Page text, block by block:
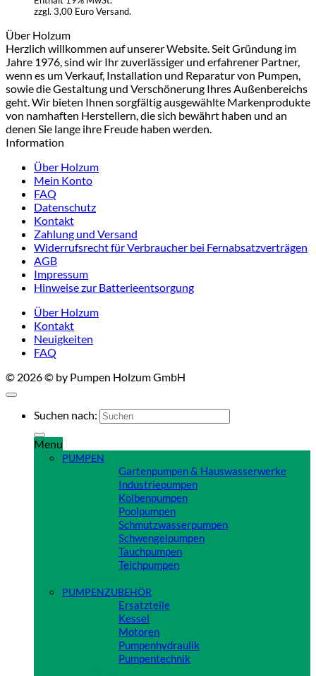
zzgl. 3,00 Euro Versand.
Über Holzum
Herzlich willkommen auf unserer Website. Seit Gründung im
Jahre 1976, sind wir Ihr zuverlässiger und erfahrener Partner,
wenn es um Verkauf, Installation und Reparatur von Pumpen,
sowie die Gestaltung und Verschönerung Ihres Außenbereichs
geht. Wir bieten Ihnen sorgfältig ausgewählte Markenprodukte
von namhaften Herstellern, die sich bewährt haben und an
denen Sie lange ihre Freude haben werden.
Information
Über Holzum
Mein Konto
FAQ
Datenschutz
Kontakt
Zahlung und Versand
Widerrufsrecht für Verbraucher bei Fernabsatzverträgen
AGB
Impressum
Hinweise zur Batterieentsorgung
Über Holzum
Kontakt
Neuigkeiten
FAQ
© 2026 © by Pumpen Holzum GmbH
Suchen nach:
Menu
PUMPEN
Gartenpumpen & Hauswasserwerke
Industriepumpen
Kolbenpumpen
Poolpumpen
Schmutzwasserpumpen
Schwengelpumpen
Tauchpumpen
Teichpumpen
PUMPENZUBEHÖR
Ersatzteile
Kessel
Motoren
Pumpenhydraulik
Pumpentechnik